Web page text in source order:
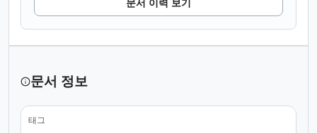
문서 이력 보기
문서 정보
태그